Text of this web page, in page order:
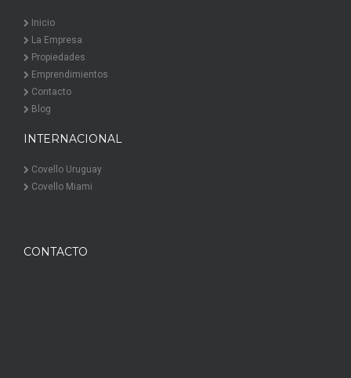
Inicio
La Empresa
Propiedades
Emprendimientos
Contacto
Blog
INTERNACIONAL
Covello Uruguay
Covello Miami
CONTACTO